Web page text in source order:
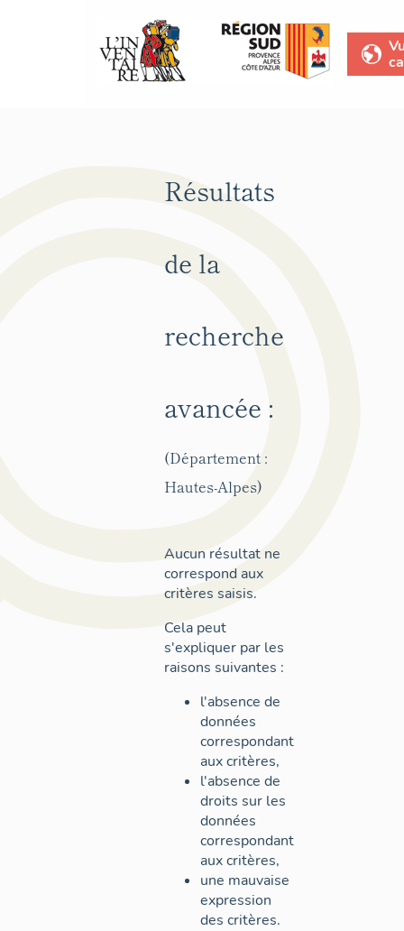
Résultats
de la
recherche
avancée :
(Département :
Hautes-Alpes)
Aucun résultat ne
correspond aux
critères saisis.
Cela peut
s'expliquer par les
raisons suivantes :
l'absence de
données
correspondant
aux critères,
l'absence de
droits sur les
données
correspondant
aux critères,
une mauvaise
expression
des critères.